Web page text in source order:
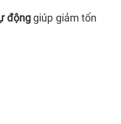
độnggiúp giảm tổn